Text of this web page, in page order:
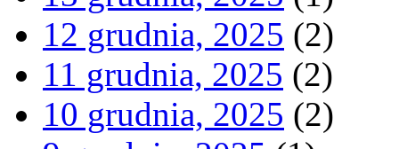
12 grudnia, 2025 (2)
11 grudnia, 2025 (2)
10 grudnia, 2025 (2)